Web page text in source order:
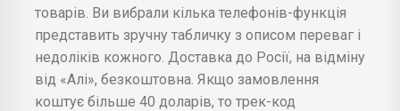
товарів. Ви вибрали кілька телефонів-функція
представить зручну табличку з описом переваг і
недоліків кожного. Доставка до Росії, на відміну
від «Алі», безкоштовна. Якщо замовлення
коштує більше 40 доларів, то трек-код